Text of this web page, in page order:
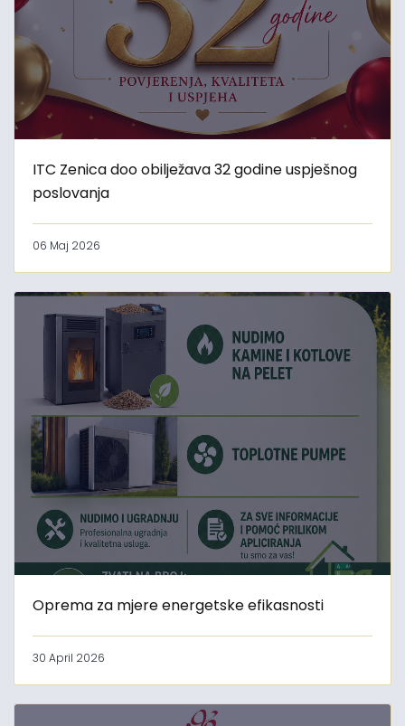
ITC Zenica doo obilježava 32 godine uspješnog
poslovanja
06 Maj 2026
Oprema za mjere energetske efikasnosti
30 April 2026